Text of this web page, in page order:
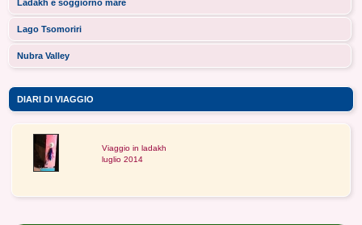
Ladakh e soggiorno mare
Lago Tsomoriri
Nubra Valley
DIARI DI VIAGGIO
Viaggio in ladakh
luglio 2014